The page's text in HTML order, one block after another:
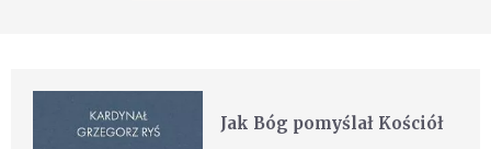
Jak Bóg pomyślał Kościół